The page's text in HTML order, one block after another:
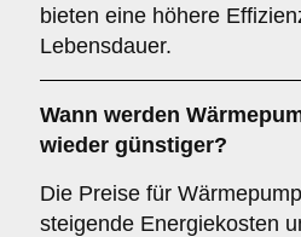
bieten eine höhere
Lebensdauer.
Wann werden
wieder günstiger?
Die Preise für
steigende Energiekosten